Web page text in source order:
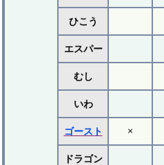
ひこう
エスパー
むし
いわ
ゴースト ×
ドラゴン